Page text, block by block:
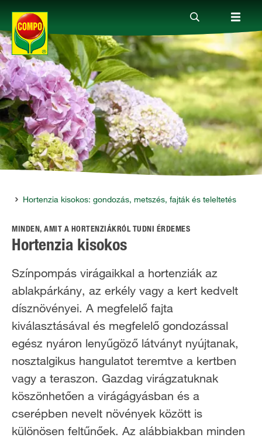
Termékek
Megoldások
Fókuszban
Rólunk
Hortenzia kisokos: gondozás, metszés, fajták és teleltetés
MINDEN, AMIT A HORTENZIÁKRÓL TUDNI ÉRDEMES
Hortenzia kisokos
Színpompás virágaikkal a hortenziák az
ablakpárkány, az erkély vagy a kert kedvelt
dísznövényei. A megfelelő fajta
kiválasztásával és megfelelő gondozással
egész nyáron lenyűgöző látványt nyújtanak,
nosztalgikus hangulatot teremtve a kertben
vagy a teraszon. Gazdag virágzatuknak
köszönhetően a virágágyásban és a
cserépben nevelt növények között is
különösen feltűnőek. Az alábbiakban minden